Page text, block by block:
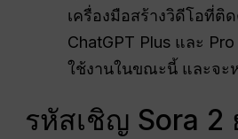
เครื่องมือสร้างวิดีโอที่ติ
ChatGPT Plus และ
ใช้งานในขณะนี้ และจะ
รหัสเชิญ Sora 2